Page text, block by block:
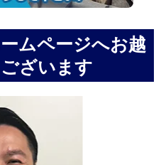
ムページへお越
ざいます